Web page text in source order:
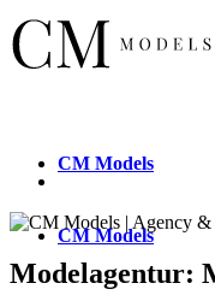
CM Models
CMModels
Modelagentur: